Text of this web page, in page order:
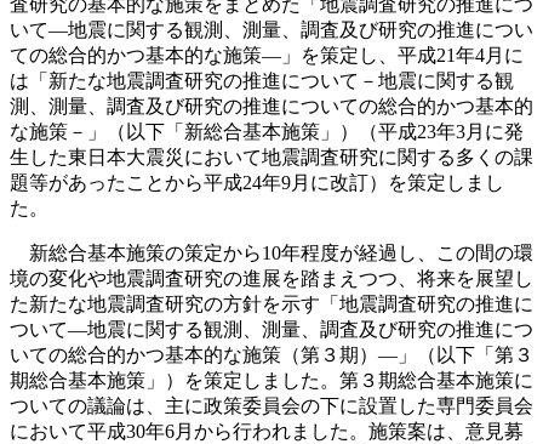
いて―地震に関する観測、測量、調査及び研究の推進につい
ての総合的かつ基本的な施策―」を策定し、平成21年4月に
は「新たな地震調査研究の推進について－地震に関する観
測、測量、調査及び研究の推進についての総合的かつ基本的
な施策－」（以下「新総合基本施策」）（平成23年3月に発
生した東日本大震災において地震調査研究に関する多くの課
題等があったことから平成24年9月に改訂）を策定しまし
た。
新総合基本施策の策定から10年程度が経過し、この間の環
境の変化や地震調査研究の進展を踏まえつつ、将来を展望し
た新たな地震調査研究の方針を示す「地震調査研究の推進に
ついて―地震に関する観測、測量、調査及び研究の推進につ
いての総合的かつ基本的な施策（第３期）―」（以下「第３
期総合基本施策」）を策定しました。第３期総合基本施策に
ついての議論は、主に政策委員会の下に設置した専門委員会
において平成30年6月から行われました。施策案は、意見募